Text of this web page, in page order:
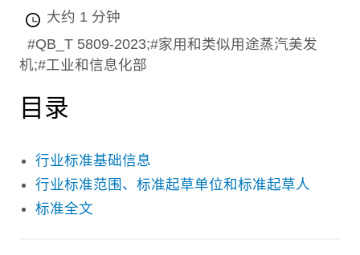
大约 1 分钟
#QB_T 5809-2023;#家用和类似用途蒸汽美发
机;#工业和信息化部
目录
行业标准基础信息
行业标准范围、标准起草单位和标准起草人
标准全文